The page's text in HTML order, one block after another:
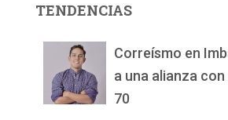
d
TENDENCIAS
Correísmo en
a una alianza
70